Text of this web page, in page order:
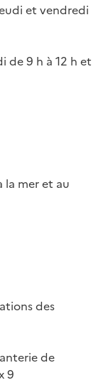
et vendredi
de 9 h à 12 h et
la mer et au
des
de
9